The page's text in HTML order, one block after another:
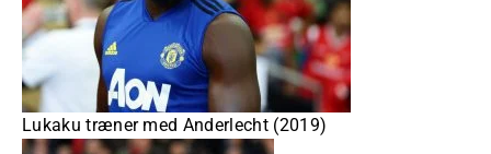
Lukaku træner med Anderlecht (2019)